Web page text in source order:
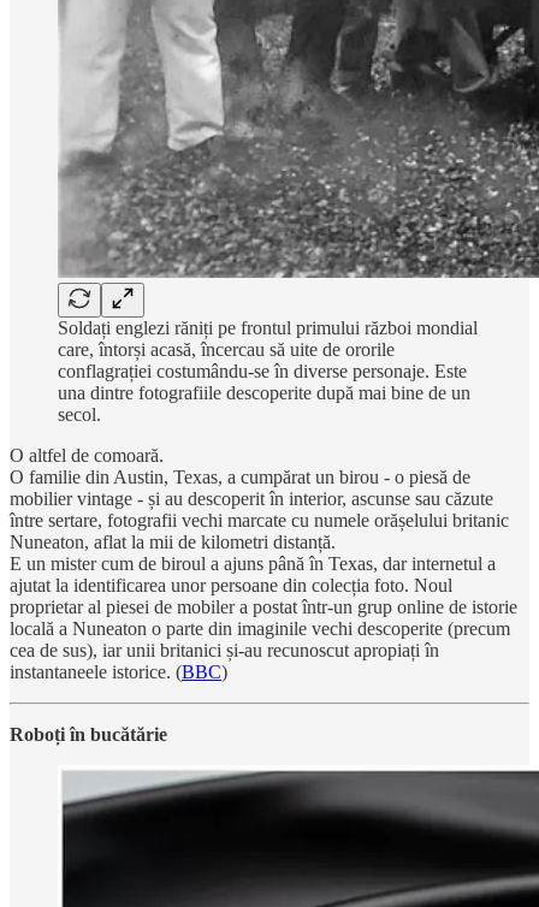
Soldați englezi răniți pe frontul primului război mondial
care, întorși acasă, încercau să uite de ororile
conflagrației costumându-se în diverse personaje. Este
una dintre fotografiile descoperite după mai bine de un
secol.
O altfel de comoară.
O familie din Austin, Texas, a cumpărat un birou - o piesă de
mobilier vintage - și au descoperit în interior, ascunse sau căzute
între sertare, fotografii vechi marcate cu numele orășelului britanic
Nuneaton, aflat la mii de kilometri distanță.
E un mister cum de biroul a ajuns până în Texas, dar internetul a
ajutat la identificarea unor persoane din colecția foto. Noul
proprietar al piesei de mobiler a postat într-un grup online de istorie
locală a Nuneaton o parte din imaginile vechi descoperite (precum
cea de sus), iar unii britanici și-au recunoscut apropiați în
instantaneele istorice. (BBC)
Roboți în bucătărie